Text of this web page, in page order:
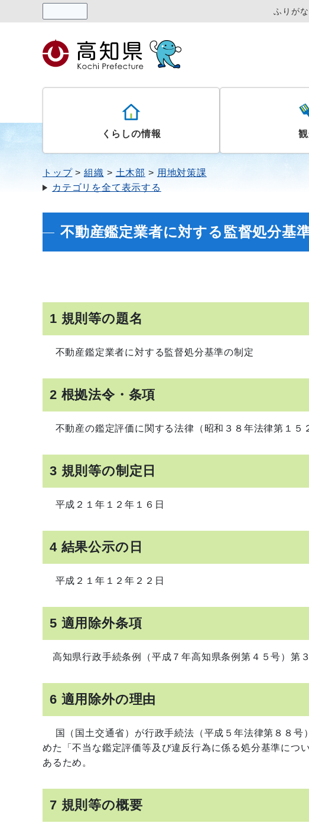
ふりが
くらしの情報
トップ 組織 土木部
用地対策課
カテゴリを全て表示する
不動産鑑定業者に対する監督処分基
1 規則等の題名
不動産鑑定業者に対する監督処分基準の制定
2 根拠法令・条項
不動産の鑑定評価に関する法律（昭和３８年法律第１５
3 規則等の制定日
平成２１年１２年１６日
4 結果公示の日
平成２１年１２年２２日
5 適用除外条項
高知県行政手続条例（平成７年高知県条例第４５号）第
6 適用除外の理由
国（国土交通省）が行政手続法（平成５年法律第８８号
めた「不当な鑑定評価等及び違反行為に係る処分基準につ
あるため。
7 規則等の概要